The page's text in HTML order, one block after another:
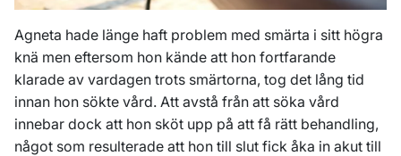
Agneta hade länge haft problem med smärta i sitt högra
knä men eftersom hon kände att hon fortfarande
klarade av vardagen trots smärtorna, tog det lång tid
innan hon sökte vård. Att avstå från att söka vård
innebar dock att hon sköt upp på att få rätt behandling,
något som resulterade att hon till slut fick åka in akut till